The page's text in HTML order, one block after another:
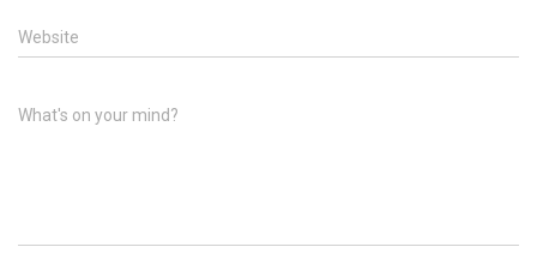
Website
What's on your mind?